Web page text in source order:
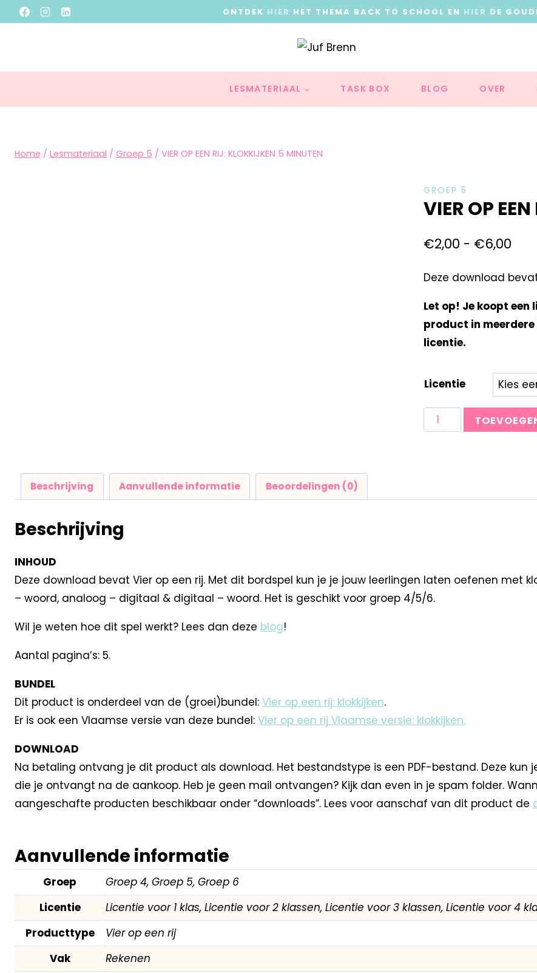
ONTDEK HIER HET THEMA BACK TO SCHOOL EN HIER DE
LESMATERIAAL TASK BOX BLOG OVER
Home / Lesmateriaal / Groep 5 / VIER OP EEN RIJ: KLOKKIJKEN 5 MINUTEN
GROEP 5
VIER OP
€2,00 - €6,00
Deze download
Let op! Je koopt
product in
licentie.
Licentie
Beschrijving Aanvullende informatie Beoordelingen (0)
Beschrijving
INHOUD
Deze download bevat Vier op een rij. Met dit bordspel kun je je jouw leerlingen laten oefenen met
– woord, analoog – digitaal & digitaal – woord. Het is geschikt voor groep 4/5/6.
Wil je weten hoe dit spel werkt? Lees dan deze blog!
Aantal pagina’s: 5.
BUNDEL
Dit product is onderdeel van de (groei)bundel: Vier op een rij: klokkijken.
Er is ook een Vlaamse versie van deze bundel: Vier op een rij Vlaamse versie: klokkijken.
DOWNLOAD
Na betaling ontvang je dit product als download. Het bestandstype is een PDF-bestand. Deze
die je ontvangt na de aankoop. Heb je geen mail ontvangen? Kijk dan even in je spam folder.
aangeschafte producten beschikbaar onder “downloads”. Lees voor aanschaf van dit product de
Aanvullende informatie
Groep
Groep 4, Groep 5, Groep 6
Licentie
Licentie voor 1 klas, Licentie voor 2 klassen, Licentie voor 3 klassen, Licentie voor 4
Producttype
Vier op een rij
Vak
Rekenen